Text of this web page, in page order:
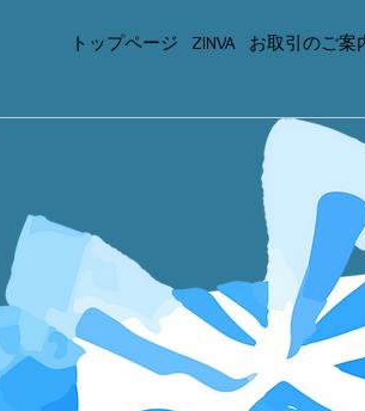
トップページ ZINVA お取引のご案